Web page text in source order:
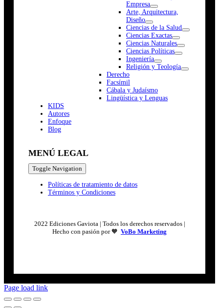
Empresa
Arte, Arquitectura,
Diseño
Ciencias de la Salud
Ciencias Exactas
Ciencias Naturales
Ciencias Políticas
Ingeniería
Religión y Teología
Derecho
Facsímil
Cábala y Judaísmo
Lingüística y Lenguas
KIDS
Autores
Enfoque
Blog
MENÚ LEGAL
Toggle Navigation
Políticas de tratamiento de datos
Términos y Condiciones
2022 Ediciones Gaviota | Todos los derechos reservados |
Hecho con pasión por 🧡 VoBo Marketing
Page load link